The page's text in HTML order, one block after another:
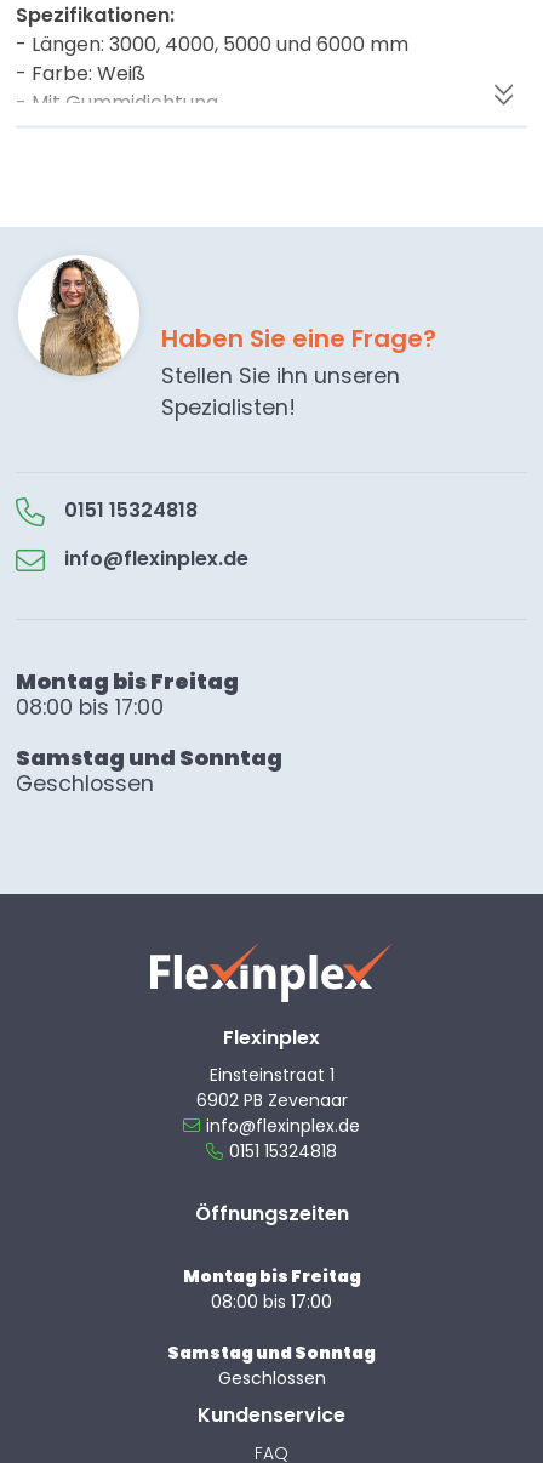
Spezifikationen:
- Längen: 3000, 4000, 5000 und 6000 mm
- Farbe: Weiß
- Mit Gummidichtung
- Material: Aluminium
Haben Sie eine Frage?
Stellen Sie ihn unseren
Spezialisten!
0151 15324818
info@flexinplex.de
Montag bis Freitag
08:00 bis 17:00
Samstag und Sonntag
Geschlossen
Flexinplex
Einsteinstraat 1
6902 PB Zevenaar
info@flexinplex.de
0151 15324818
Öffnungszeiten
Montag bis Freitag
08:00 bis 17:00
Samstag und Sonntag
Geschlossen
Kundenservice
FAQ